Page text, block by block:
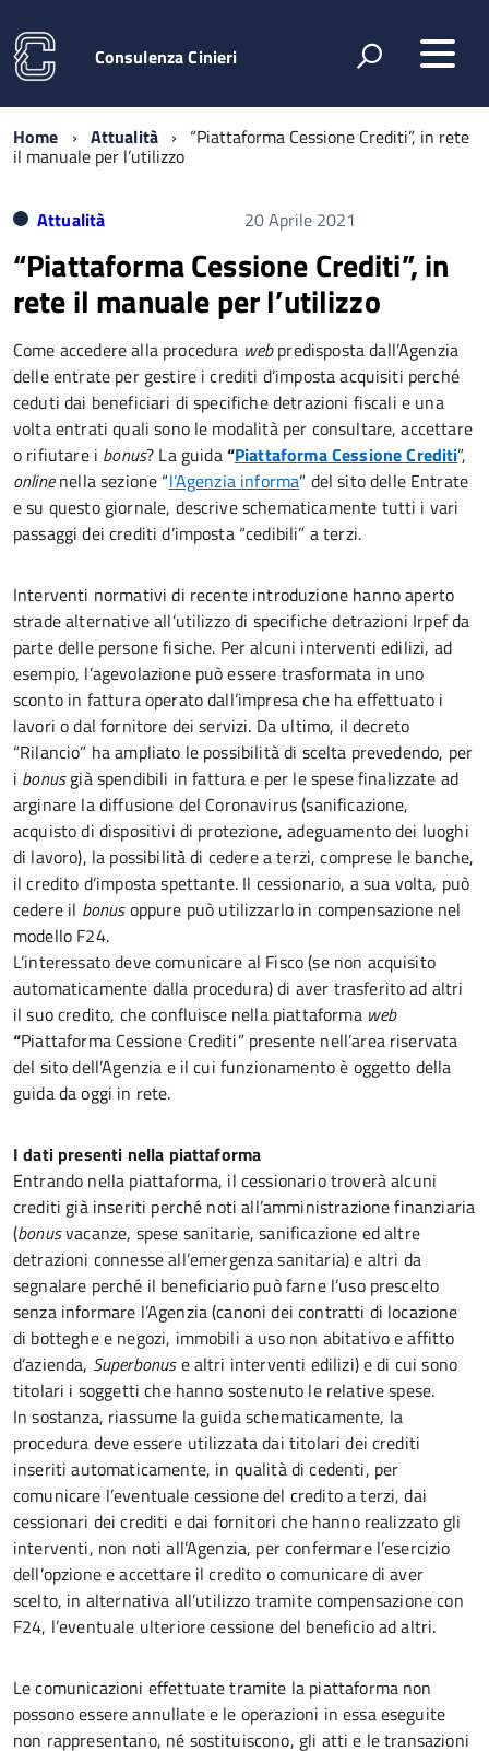
Consulenza Cinieri
Home Attualità “Piattaforma Cessione Crediti”, in rete
il manuale per l’utilizzo
Attualità 20 Aprile 2021
“Piattaforma Cessione Crediti”, in
rete il manuale per l’utilizzo
Come accedere alla procedura webpredisposta dall’Agenzia
delle entrate per gestire i crediti d’imposta acquisiti perché
ceduti dai beneficiari di specifiche detrazioni fiscali e una
volta entrati quali sono le modalità per consultare, accettare
o rifiutare i bonus? La guida“Piattaforma Cessione Crediti”,
onlinenella sezione “l’Agenzia informa” del sito delle Entrate
e su questo giornale, descrive schematicamente tutti i vari
passaggi dei crediti d’imposta “cedibili” a terzi.
Interventi normativi di recente introduzione hanno aperto
strade alternative all’utilizzo di specifiche detrazioni Irpef da
parte delle persone fisiche. Per alcuni interventi edilizi, ad
esempio, l’agevolazione può essere trasformata in uno
sconto in fattura operato dall’impresa che ha effettuato i
lavori o dal fornitore dei servizi. Da ultimo, il decreto
“Rilancio” ha ampliato le possibilità di scelta prevedendo, per
i bonusgià spendibili in fattura e per le spese finalizzate ad
arginare la diffusione del Coronavirus (sanificazione,
acquisto di dispositivi di protezione, adeguamento dei luoghi
di lavoro), la possibilità di cedere a terzi, comprese le banche,
il credito d’imposta spettante. Il cessionario, a sua volta, può
cedere il bonusoppure può utilizzarlo in compensazione nel
modello F24.
L’interessato deve comunicare al Fisco (se non acquisito
automaticamente dalla procedura) di aver trasferito ad altri
il suo credito, che confluisce nella piattaforma web
“Piattaforma Cessione Crediti” presente nell’area riservata
del sito dell’Agenzia e il cui funzionamento è oggetto della
guida da oggi in rete.
I dati presenti nella piattaforma
Entrando nella piattaforma, il cessionario troverà alcuni
crediti già inseriti perché noti all’amministrazione finanziaria
(bonusvacanze, spese sanitarie, sanificazione ed altre
detrazioni connesse all’emergenza sanitaria) e altri da
segnalare perché il beneficiario può farne l’uso prescelto
senza informare l’Agenzia (canoni dei contratti di locazione
di botteghe e negozi, immobili a uso non abitativo e affitto
d’azienda, Superbonuse altri interventi edilizi) e di cui sono
titolari i soggetti che hanno sostenuto le relative spese.
In sostanza, riassume la guida schematicamente, la
procedura deve essere utilizzata dai titolari dei crediti
inseriti automaticamente, in qualità di cedenti, per
comunicare l’eventuale cessione del credito a terzi, dai
cessionari dei crediti e dai fornitori che hanno realizzato gli
interventi, non noti all’Agenzia, per confermare l’esercizio
dell’opzione e accettare il credito o comunicare di aver
scelto, in alternativa all’utilizzo tramite compensazione con
F24, l’eventuale ulteriore cessione del beneficio ad altri.
Le comunicazioni effettuate tramite la piattaforma non
possono essere annullate e le operazioni in essa eseguite
non rappresentano, né sostituiscono, gli atti e le transazioni